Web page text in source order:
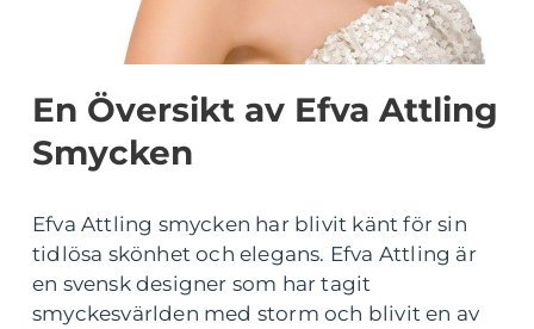
En Översikt av Efva Attling
Smycken
Efva Attling smycken har blivit känt för sin
tidlösa skönhet och elegans. Efva Attling är
en svensk designer som har tagit
smyckesvärlden med storm och blivit en av